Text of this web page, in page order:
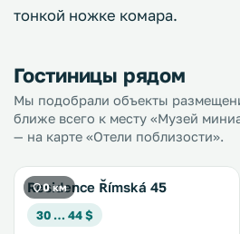
тонкой ножке комара.
Гостиницы рядом
Мы подобрали объекты
ближе всего к месту «Музей
— на карте «Отели поблизости».
0 км
Residence Římská 45
30 … 44 $